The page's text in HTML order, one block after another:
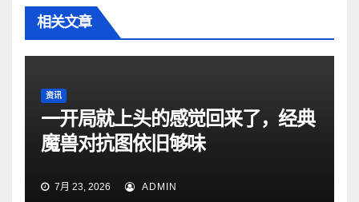
相关文章
资讯
一开局就上头的感觉回来了，经典
魔兽对抗图依旧够味
7月 23, 2026 ADMIN